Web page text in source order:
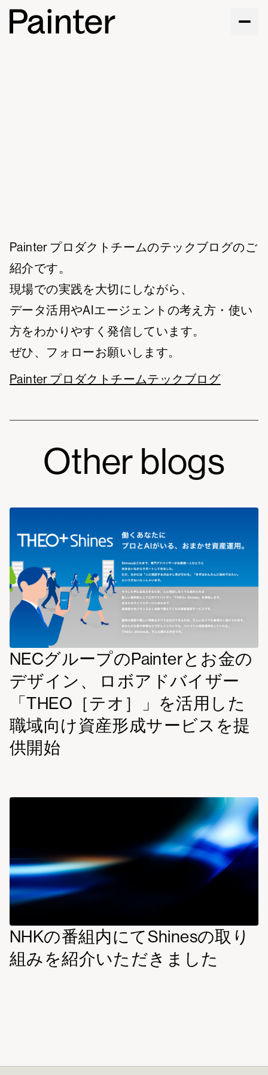
Painter プロダクトチームのテックブログのご
紹介です。
現場での実践を大切にしながら、
データ活用やAIエージェントの考え方・使い
方をわかりやすく発信しています。
ぜひ、フォローお願いします。
Painter プロダクトチームテックブログ
Other blogs
NECグループのPainterとお金の
デザイン、 ロボアドバイザー
「THEO［テオ］」を活用した
職域向け資産形成サービスを提
供開始
NHKの番組内にてShinesの取り
組みを紹介いただきました